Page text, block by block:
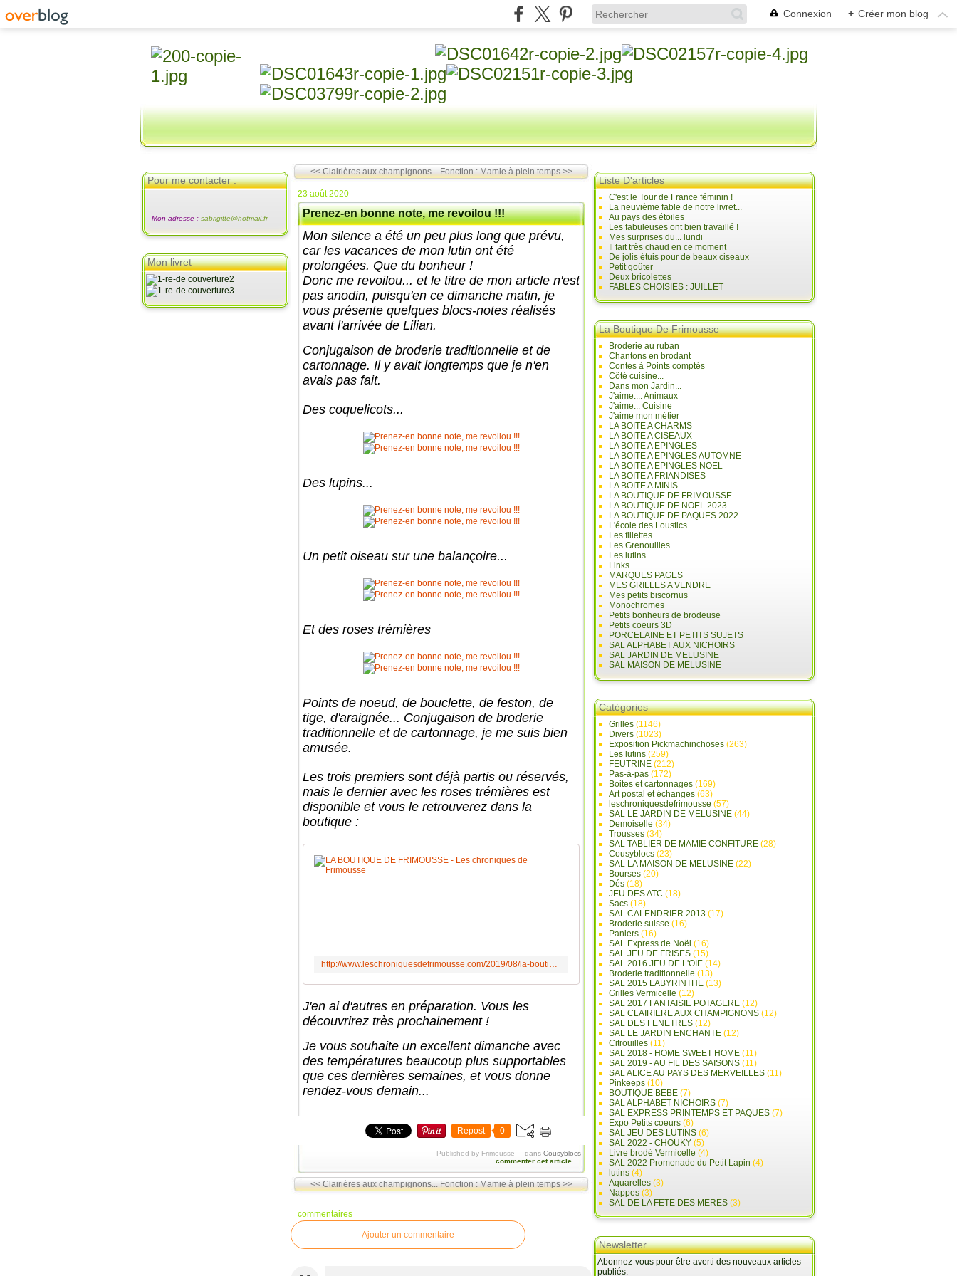
Connexion + Créer mon blog
Pour me contacter :
Mon adresse : sabrigitte@hotmail.fr
Mon livret
<< Clairières aux champignons... Fonction : Mamie à plein temps >>
23 août 2020
Prenez-en bonne note, me revoilou !!!
Mon silence a été un peu plus long que prévu,
car les vacances de mon lutin ont été
prolongées. Que du bonheur !
Donc me revoilou... et le titre de mon article n'est
pas anodin, puisqu'en ce dimanche matin, je
vous présente quelques blocs-notes réalisés
avant l'arrivée de Lilian.
Conjugaison de broderie traditionnelle et de
cartonnage. Il y avait longtemps que je n'en
avais pas fait.
Des coquelicots...
Des lupins...
Un petit oiseau sur une balançoire...
Et des roses trémières
Points de noeud, de bouclette, de feston, de
tige, d'araignée... Conjugaison de broderie
traditionnelle et de cartonnage, je me suis bien
amusée.
Les trois premiers sont déjà partis ou réservés,
mais le dernier avec les roses trémières est
disponible et vous le retrouverez dans la
boutique :
LA BOUTIQUE DE FRIMOUSSE - Les chroniques de Frimousse
U
0
2
0
http://www.leschroniquesdefrimousse.com/2019/08/la-boutique-de-frimousse.html
J'en ai d'autres en préparation. Vous les
découvrirez très prochainement !
Je vous souhaite un excellent dimanche avec
des températures beaucoup plus supportables
que ces dernières semaines, et vous donne
rendez-vous demain...
Repost 0
Published by Frimousse - dans Cousyblocs
commenter cet article
<< Clairières aux champignons... Fonction : Mamie à plein temps >>
commentaires
Ajouter un commentaire
Liste D'articles
C'est le Tour de France féminin !
La neuvième fable de notre livret...
Au pays des étoiles
Les fabuleuses ont bien travaillé !
Mes surprises du... lundi
Il fait très chaud en ce moment
De jolis étuis pour de beaux ciseaux
Petit goûter
Deux bricolettes
FABLES CHOISIES : JUILLET
La Boutique De Frimousse
Broderie au ruban
Chantons en brodant
Contes à Points comptés
Côté cuisine...
Dans mon Jardin...
J'aime.... Animaux
J'aime... Cuisine
J'aime mon métier
LA BOITE A CHARMS
LA BOITE A CISEAUX
LA BOITE A EPINGLES
LA BOITE A EPINGLES AUTOMNE
LA BOITE A EPINGLES NOEL
LA BOITE A FRIANDISES
LA BOITE A MINIS
LA BOUTIQUE DE FRIMOUSSE
LA BOUTIQUE DE NOEL 2023
LA BOUTIQUE DE PAQUES 2022
L'école des Loustics
Les fillettes
Les Grenouilles
Les lutins
Links
MARQUES PAGES
MES GRILLES A VENDRE
Mes petits biscornus
Monochromes
Petits bonheurs de brodeuse
Petits coeurs 3D
PORCELAINE ET PETITS SUJETS
SAL ALPHABET AUX NICHOIRS
SAL JARDIN DE MELUSINE
SAL MAISON DE MELUSINE
Catégories
Grilles (1146)
Divers (1023)
Exposition Pickmachinchoses (263)
Les lutins (259)
FEUTRINE (212)
Pas-à-pas (172)
Boites et cartonnages (169)
Art postal et échanges (63)
leschroniquesdefrimousse (57)
SAL LE JARDIN DE MELUSINE (44)
Demoiselle (34)
Trousses (34)
SAL TABLIER DE MAMIE CONFITURE (28)
Cousyblocs (23)
SAL LA MAISON DE MELUSINE (22)
Bourses (20)
Dés (18)
JEU DES ATC (18)
Sacs (18)
SAL CALENDRIER 2013 (17)
Broderie suisse (16)
Paniers (16)
SAL Express de Noël (16)
SAL JEU DE FRISES (15)
SAL 2016 JEU DE L'OIE (14)
Broderie traditionnelle (13)
SAL 2015 LABYRINTHE (13)
Grilles Vermicelle (12)
SAL 2017 FANTAISIE POTAGERE (12)
SAL CLAIRIERE AUX CHAMPIGNONS (12)
SAL DES FENETRES (12)
SAL LE JARDIN ENCHANTE (12)
Citrouilles (11)
SAL 2018 - HOME SWEET HOME (11)
SAL 2019 - AU FIL DES SAISONS (11)
SAL ALICE AU PAYS DES MERVEILLES (11)
Pinkeeps (10)
BOUTIQUE BEBE (7)
SAL ALPHABET NICHOIRS (7)
SAL EXPRESS PRINTEMPS ET PAQUES (7)
Expo Petits coeurs (6)
SAL JEU DES LUTINS (6)
SAL 2022 - CHOUKY (5)
Livre brodé Vermicelle (4)
SAL 2022 Promenade du Petit Lapin (4)
lutins (4)
Aquarelles (3)
Nappes (3)
SAL DE LA FETE DES MERES (3)
Newsletter
Abonnez-vous pour être averti des nouveaux articles
publiés.